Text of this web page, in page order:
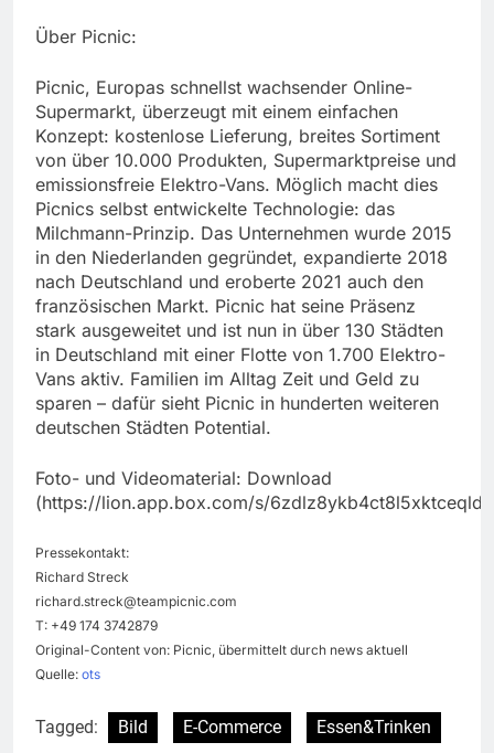
Über Picnic:
Picnic, Europas schnellst wachsender Online-
Supermarkt, überzeugt mit einem einfachen
Konzept: kostenlose Lieferung, breites Sortiment
von über 10.000 Produkten, Supermarktpreise und
emissionsfreie Elektro-Vans. Möglich macht dies
Picnics selbst entwickelte Technologie: das
Milchmann-Prinzip. Das Unternehmen wurde 2015
in den Niederlanden gegründet, expandierte 2018
nach Deutschland und eroberte 2021 auch den
französischen Markt. Picnic hat seine Präsenz
stark ausgeweitet und ist nun in über 130 Städten
in Deutschland mit einer Flotte von 1.700 Elektro-
Vans aktiv. Familien im Alltag Zeit und Geld zu
sparen – dafür sieht Picnic in hunderten weiteren
deutschen Städten Potential.
Foto- und Videomaterial: Download
(https://lion.app.box.com/s/
Pressekontakt:
Richard Streck
richard.streck@teampicnic.com
T: +49 174 3742879
Original-Content von: Picnic, übermittelt durch news aktuell
Quelle: ots
Tagged: Bild E-Commerce
Essen&Trinken